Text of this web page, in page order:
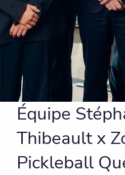
Équipe
Thibeault x
Pickleball